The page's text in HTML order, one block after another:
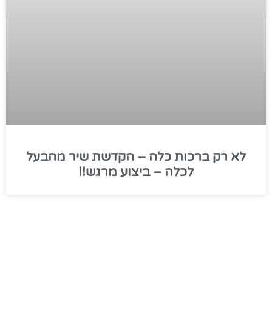
לא רק ברכות כלה – הקדשת שיר מהבעל
לכלה – ביצוע מרגש!!